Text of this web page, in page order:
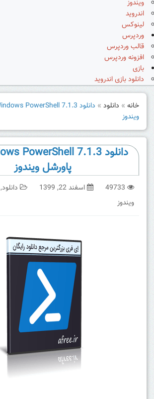
ویندوز
اندروید
لینوکس
وردپرس
قالب وردپرس
افزونه وردپرس
بازی
دانلود بازی اندروید
خانه » دانلود »
ویندوز
پاورشل ویندوز
49733 اسفند 22, 1399 دانلود,
ویندوز